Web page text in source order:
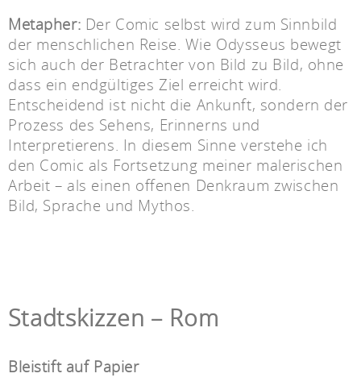
Metapher: Der Comic selbst wird zum Sinnbild
der menschlichen Reise. Wie Odysseus bewegt
sich auch der Betrachter von Bild zu Bild, ohne
dass ein endgültiges Ziel erreicht wird.
Entscheidend ist nicht die Ankunft, sondern der
Prozess des Sehens, Erinnerns und
Interpretierens. In diesem Sinne verstehe ich
den Comic als Fortsetzung meiner malerischen
Arbeit – als einen offenen Denkraum zwischen
Bild, Sprache und Mythos.
Stadtskizzen – Rom
Bleistift auf Papier